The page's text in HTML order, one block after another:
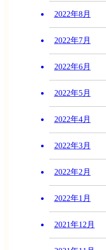
2022年8月
2022年7月
2022年6月
2022年5月
2022年4月
2022年3月
2022年2月
2022年1月
2021年12月